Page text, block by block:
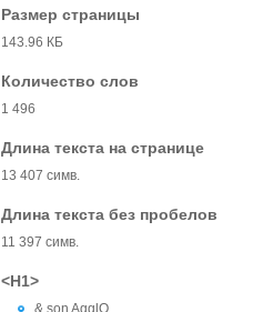
Размер страницы
143.96 КБ
Количество слов
1 496
Длина текста на странице
13 407 симв.
Длина текста без пробелов
11 397 симв.
<H1>
& son AgglO